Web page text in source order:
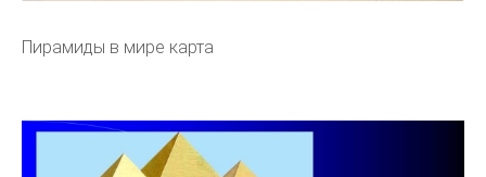
Пирамиды в мире карта